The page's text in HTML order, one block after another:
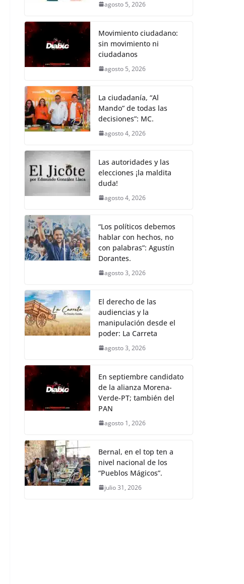
agosto 5, 2026
Movimiento ciudadano:
sin movimiento ni
ciudadanos
agosto 5, 2026
La ciudadanía, “Al
Mando” de todas las
decisiones”: MC.
agosto 4, 2026
Las autoridades y las
elecciones ¡la maldita
duda!
agosto 4, 2026
“Los políticos debemos
hablar con hechos, no
con palabras”: Agustín
Dorantes.
agosto 3, 2026
El derecho de las
audiencias y la
manipulación desde el
poder: La Carreta
agosto 3, 2026
En septiembre candidato
de la alianza Morena-
Verde-PT; también del
PAN
agosto 1, 2026
Bernal, en el top ten a
nivel nacional de los
“Pueblos Mágicos”.
julio 31, 2026